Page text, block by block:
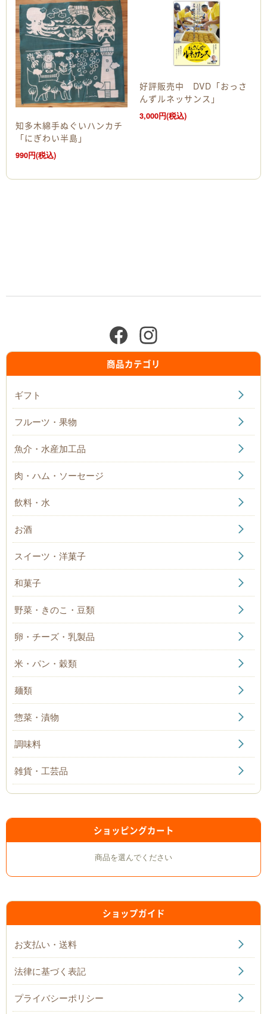
知多木綿手ぬぐいハンカチ
「にぎわい半島」
990円(税込)
好評販売中 DVD「おっさ
んずルネッサンス」
3,000円(税込)
商品カテゴリ
ギフト
フルーツ・果物
魚介・水産加工品
肉・ハム・ソーセージ
飲料・水
お酒
スイーツ・洋菓子
和菓子
野菜・きのこ・豆類
卵・チーズ・乳製品
米・パン・穀類
麺類
惣菜・漬物
調味料
雑貨・工芸品
ショッピングカート
商品を選んでください
ショップガイド
お支払い・送料
法律に基づく表記
プライバシーポリシー